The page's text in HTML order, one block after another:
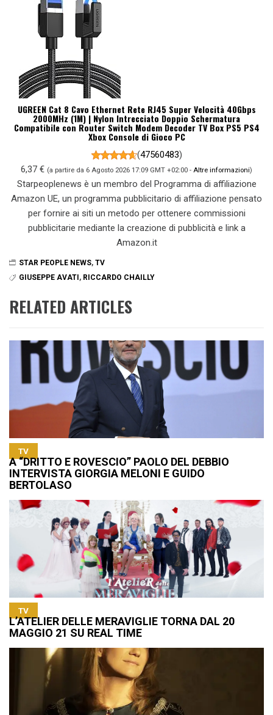
UGREEN Cat 8 Cavo Ethernet Rete RJ45 Super Velocità 40Gbps
2000MHz (1M) | Nylon Intrecciato Doppio Schermatura
Compatibile con Router Switch Modem Decoder TV Box PS5 PS4
Xbox Console di Gioco PC
(47560483)
6,37 € (a partire da 6 Agosto 2026 17:09 GMT +02:00 - Altre informazioni)
Starpeoplenews è un membro del Programma di affiliazione
Amazon UE, un programma pubblicitario di affiliazione pensato
per fornire ai siti un metodo per ottenere commissioni
pubblicitarie mediante la creazione di pubblicità e link a
Amazon.it
STAR PEOPLE NEWS, TV
GIUSEPPE AVATI, RICCARDO CHAILLY
RELATED ARTICLES
TV
A “DRITTO E ROVESCIO” PAOLO DEL DEBBIO
INTERVISTA GIORGIA MELONI E GUIDO
BERTOLASO
TV
L’ATELIER DELLE MERAVIGLIE TORNA DAL 20
MAGGIO 21 SU REAL TIME